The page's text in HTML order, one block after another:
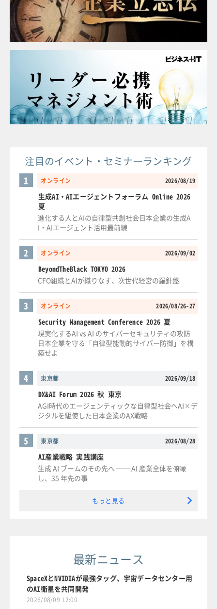
注目のイベント・セミナーランキング
オンライン 2026/08/19
1
生成AI・AIエージェントフォーラム Online 2026
夏
進化する人とAIの自律型共創社会日本企業の生成A
I・AIエージェント活用最前線
オンライン 2026/09/02
2
BeyondTheBlack TOKYO 2026
CFO組織とAIが織りなす、次世代経営の羅針盤
オンライン 2026/08/26-27
3
Security Management Conference 2026 夏
現実化するAI vs AI のサイバーセキュリティの攻防
日本企業を守る「自律型能動的サイバー防御」を構
築せよ
東京都 2026/09/18
4
DX&AI Forum 2026 秋 東京
AGI時代のエージェンティックな自律型社会へAI×デ
ジタルを駆使した日本企業のAX戦略
東京都 2026/08/28
5
AI産業戦略 実践講座
生成 AI ブームのその先へ ── AI 産業全体を俯瞰
し、35 年先の事
もっと見る
最新ニュース
SpaceXとNVIDIAが最強タッグ、宇宙データセンター用
のAI衛星を共同開発
2026/08/09 12:00